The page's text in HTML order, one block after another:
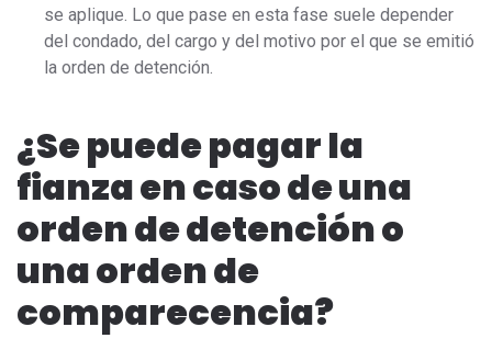
se aplique. Lo que pase en esta fase suele depender
del condado, del cargo y del motivo por el que se emitió
la orden de detención.
¿Se puede pagar la
fianza en caso de una
orden de detención o
una orden de
comparecencia?